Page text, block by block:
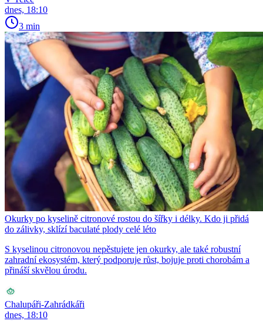
dnes, 18:10
3 min
Okurky po kyselině citronové rostou do šířky i délky. Kdo ji přidá
do zálivky, sklízí baculaté plody celé léto
S kyselinou citronovou nepěstujete jen okurky, ale také robustní
zahradní ekosystém, který podporuje růst, bojuje proti chorobám a
přináší skvělou úrodu.
Chalupáři-Zahrádkáři
dnes, 18:10